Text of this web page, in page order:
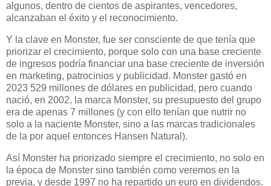
algunos, dentro de cientos de aspirantes, vencedores,
alcanzaban el éxito y el reconocimiento.
Y la clave en Monster, fue ser consciente de que tenía que
priorizar el crecimiento, porque solo con una base creciente
de ingresos podría financiar una base creciente de inversión
en marketing, patrocinios y publicidad. Monster gastó en
2023 529 millones de dólares en publicidad, pero cuando
nació, en 2002, la marca Monster, su presupuesto del grupo
era de apenas 7 millones (y con ello tenían que nutrir no
solo a la naciente Monster, sino a las marcas tradicionales
de la por aquel entonces Hansen Natural).
Así Monster ha priorizado siempre el crecimiento, no solo en
la época de Monster sino también como veremos en la
previa, y desde 1997 no ha repartido un euro en dividendos.